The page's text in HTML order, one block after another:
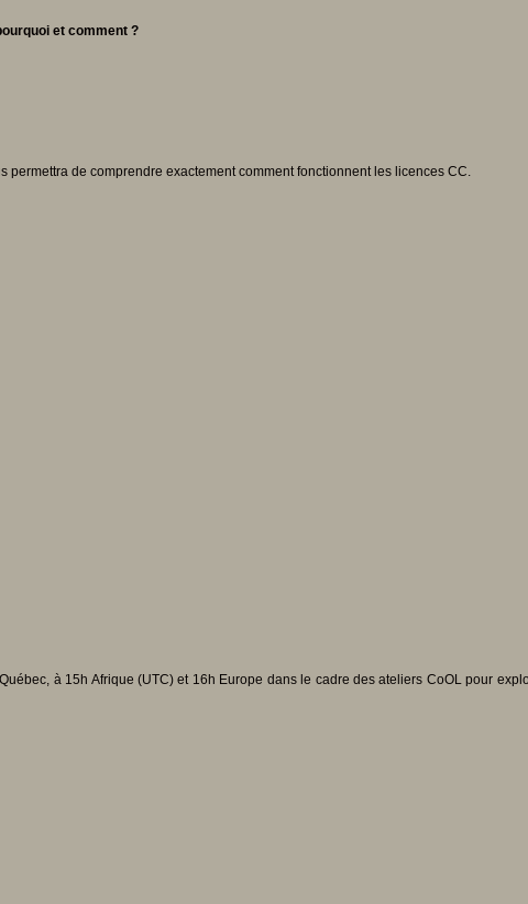
et comment ?
permettra de comprendre exactement comment fonctionnent les licences CC.
à 15h Afrique (UTC) et 16h Europe dans le cadre des ateliers CoOL pour